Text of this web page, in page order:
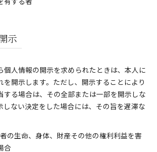
示
個人情報の開示を求められたときは、本人に
を開示します。ただし、開示することにより
する場合は、その全部または一部を開示しな
しない決定をした場合には、その旨を遅滞な
の生命、身体、財産その他の権利利益を害
合